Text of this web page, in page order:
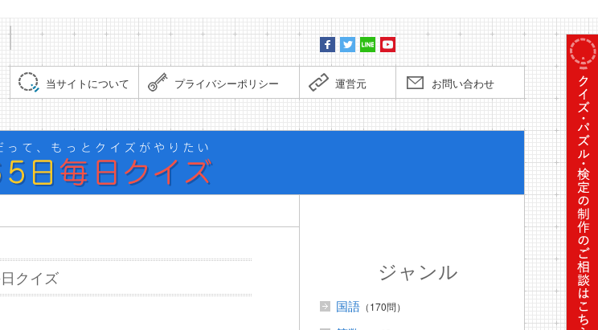
当サイトについて プライバシーポリシー 運営元 お問い合わせ
ぼくだ
クイズ ジャンル
国語 （170問）